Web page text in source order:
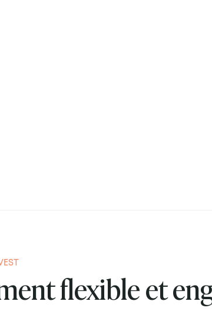
flexible et